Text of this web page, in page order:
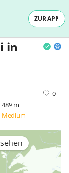
ZUR APP
in
0
489 m
Medium